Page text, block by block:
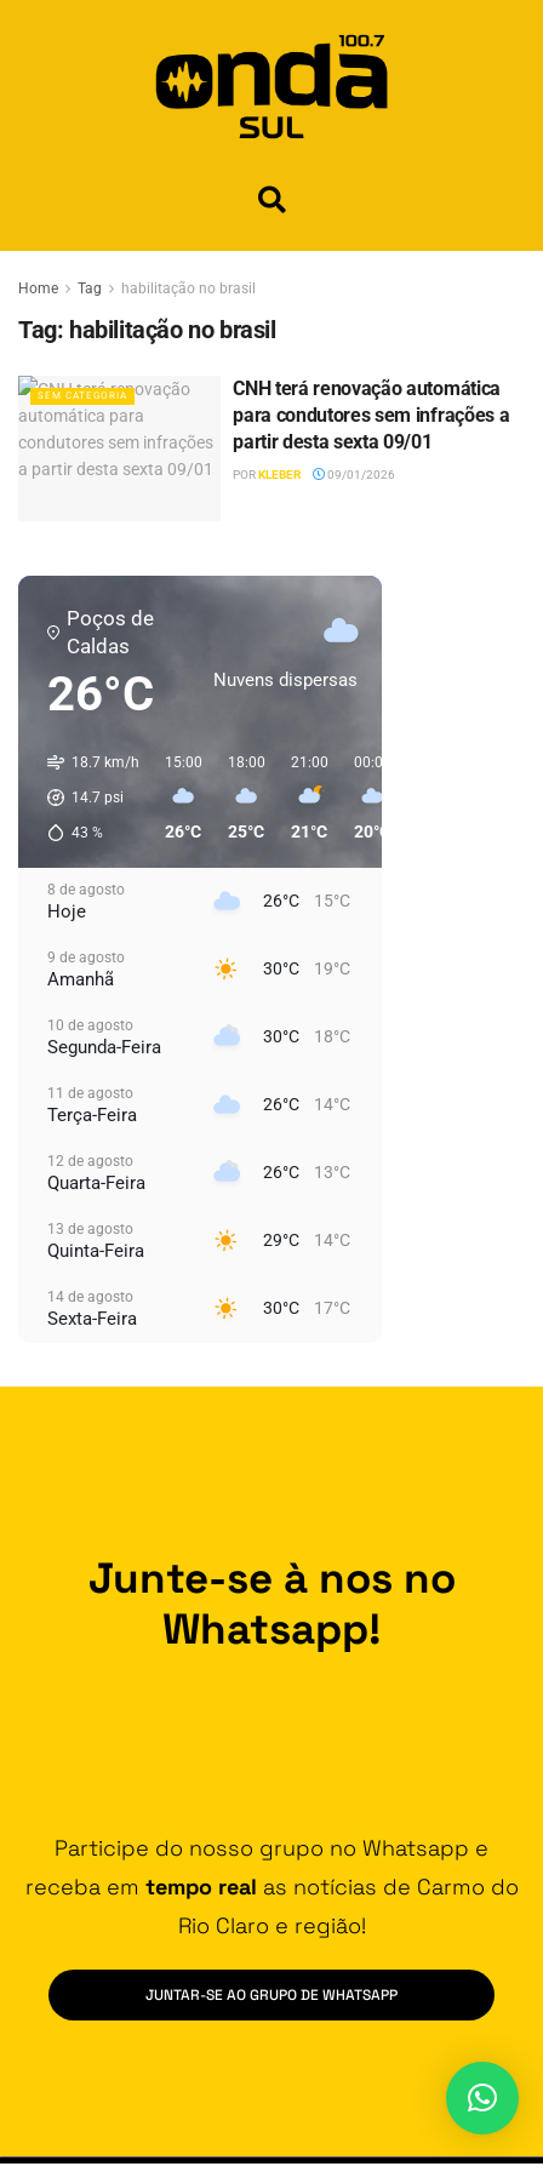
Home Tag habilitação no brasil
Tag: habilitação no brasil
SEM CATEGORIA
CNH terá renovação automática
para condutores sem infrações a
partir desta sexta 09/01
PORKLEBER 09/01/2026
Poços de
Caldas
26°C Nuvens dispersas
18.7 km/h
14.7 psi
43 %
15:00
26°C
18:00
25°C
21:00
21°C
00:00
20°C
8 de agosto
Hoje 26°C 15°C
9 de agosto
Amanhã 30°C 19°C
10 de agosto
Segunda-Feira 30°C 18°C
11 de agosto
Terça-Feira 26°C 14°C
12 de agosto
Quarta-Feira 26°C 13°C
13 de agosto
Quinta-Feira 29°C 14°C
14 de agosto
Sexta-Feira 30°C 17°C
Junte-se à nos no
Whatsapp!
Participe do nosso grupo no Whatsapp e
receba em tempo real as notícias de Carmo do
Rio Claro e região!
JUNTAR-SE AO GRUPO DE WHATSAPP